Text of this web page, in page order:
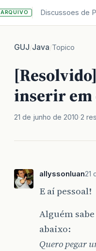
ARQUIVO Discussoes de
GUJ/Java/Topico
inserir em
21 de junho de 2010 2
allyssonluan21
E aí pessoal!
Alguém
abaixo:
Quero pegar